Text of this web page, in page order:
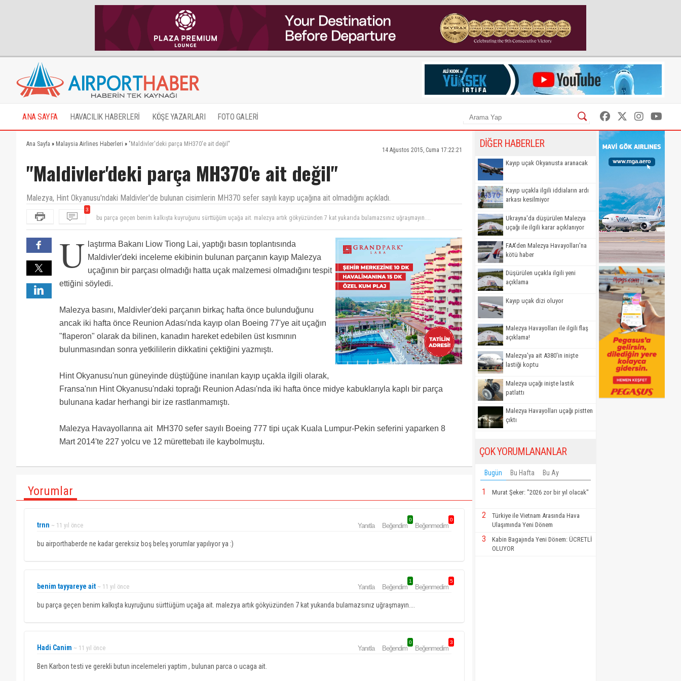
ANA SAYFA HAVACILIK HABERLERİ KÖŞE YAZARLARI FOTO GALERİ
Ana Sayfa » Malaysia Airlines Haberleri » "Maldivler'deki parça MH370'e ait değil"
14 Ağustos 2015, Cuma 17:22:21
"Maldivler'deki parça MH370'e ait değil"
Malezya, Hint Okyanusu'ndaki Maldivler'de bulunan cisimlerin MH370 sefer sayılı kayıp uçağına ait olmadığını açıkladı.
3
Ben Karbon testi ve gerekli butun incelemeleri yaptim , bulunan parca o ucaga ait.
bu airporthaberde ne kadar gereksiz boş beleş yorumlar yapılıyor ya :)
U laştırma Bakanı Liow Tiong Lai, yaptığı basın toplantısında
Maldivler'deki inceleme ekibinin bulunan parçanın kayıp Malezya
uçağının bir parçası olmadığı hatta uçak malzemesi olmadığını tespit
ettiğini söyledi.
Malezya basını, Maldivler'deki parçanın birkaç hafta önce bulunduğunu
ancak iki hafta önce Reunion Adası'nda kayıp olan Boeing 77'ye ait uçağın
"flaperon" olarak da bilinen, kanadın hareket edebilen üst kısmının
bulunmasından sonra yetkililerin dikkatini çektiğini yazmıştı.
Hint Okyanusu'nun güneyinde düştüğüne inanılan kayıp uçakla ilgili olarak,
Fransa'nın Hint Okyanusu'ndaki toprağı Reunion Adası'nda iki hafta önce midye kabuklarıyla kaplı bir parça
bulunana kadar herhangi bir ize rastlanmamıştı.
Malezya Havayollarına ait MH370 sefer sayılı Boeing 777 tipi uçak Kuala Lumpur-Pekin seferini yaparken 8
Mart 2014'te 227 yolcu ve 12 mürettebatı ile kaybolmuştu.
Yorumlar
trnn ~ 11 yıl önce Yanıtla Beğendim
0
Beğenmedim
0
bu airporthaberde ne kadar gereksiz boş beleş yorumlar yapılıyor ya :)
benim tayyareye ait ~ 11 yıl önce Yanıtla Beğendim
1
Beğenmedim
5
bu parça geçen benim kalkışta kuyruğunu sürttüğüm uçağa ait. malezya artık gökyüzünden 7 kat yukarıda bulamazsınız uğraşmayın....
Hadi Canim ~ 11 yıl önce Yanıtla Beğendim
0
Beğenmedim
3
Ben Karbon testi ve gerekli butun incelemeleri yaptim , bulunan parca o ucaga ait.
DİĞER HABERLER
Kayıp uçak Okyanusta aranacak
Kayıp uçakla ilgili iddiaların ardı
arkası kesilmiyor
Ukrayna'da düşürülen Malezya
uçağı ile ilgili karar açıklanıyor
FAA'den Malezya Havayolları'na
kötü haber
Düşürülen uçakla ilgili yeni
açıklama
Kayıp uçak dizi oluyor
Malezya Havayolları ile ilgili flaş
açıklama!
Malezya'ya ait A380'in inişte
lastiği koptu
Malezya uçağı inişte lastik
patlattı
Malezya Havayolları uçağı pistten
çıktı
ÇOK YORUMLANANLAR
Bugün Bu Hafta Bu Ay
1 Murat Şeker: "2026 zor bir yıl olacak"
2
Türkiye ile Vietnam Arasında Hava
Ulaşımında Yeni Dönem
3
Kabin Bagajında Yeni Dönem: ÜCRETLİ
OLUYOR